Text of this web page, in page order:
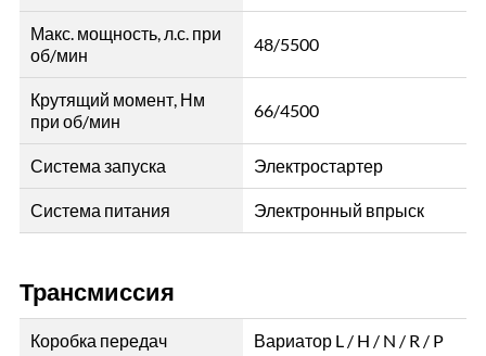
Макс. мощность, л.с. при
об/мин
48/5500
Крутящий момент, Нм
при об/мин
66/4500
Система запуска Электростартер
Система питания Электронный впрыск
Трансмиссия
Коробка передач Вариатор L / H / N / R / P